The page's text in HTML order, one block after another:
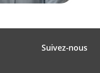
Suivez-nous